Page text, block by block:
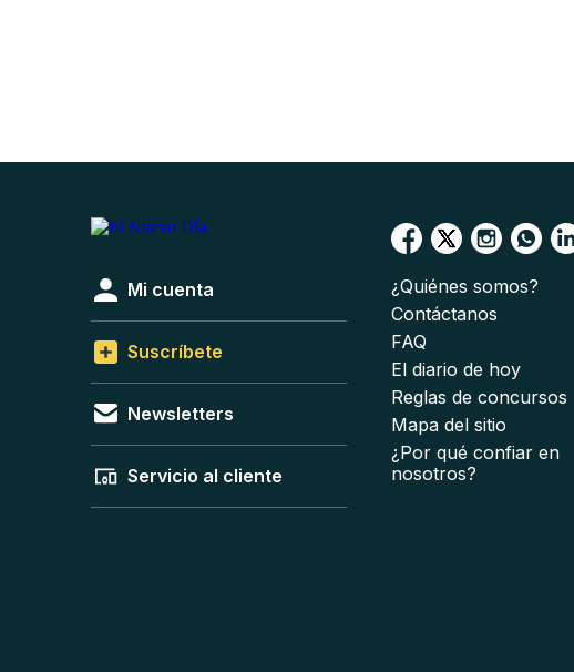
Mi cuenta
Suscríbete
Newsletters
Servicio al cliente
¿Quiénes somos?
Contáctanos
FAQ
El diario de hoy
Reglas de concursos
Mapa del sitio
¿Por qué confiar en
nosotros?